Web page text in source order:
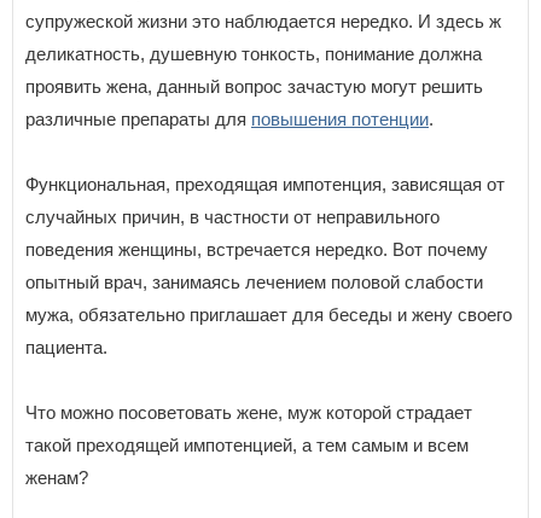
супружеской жизни это наблюдается нередко. И здесь ж
деликатность, душевную тонкость, понимание должна
проявить жена, данный вопрос зачастую могут решить
различные препараты для повышения потенции.
Функциональная, преходящая импотенция, зависящая от
случайных причин, в частности от неправильного
поведения женщины, встречается нередко. Вот почему
опытный врач, занимаясь лечением половой слабости
мужа, обязательно приглашает для беседы и жену своего
пациента.
Что можно посоветовать жене, муж которой страдает
такой преходящей импотенцией, а тем самым и всем
женам?